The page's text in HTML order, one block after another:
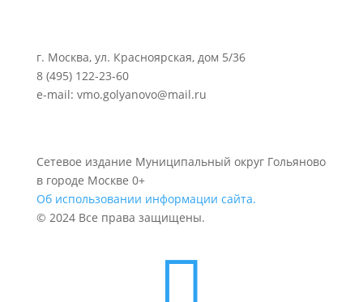
г. Москва, ул. Красноярская, дом 5/36
8 (495) 122-23-60
e-mail: vmo.golyanovo@mail.ru
Сетевое издание Муниципальный округ Гольяново
в городе Москве 0+
Об использовании информации сайта.
© 2024 Все права защищены.